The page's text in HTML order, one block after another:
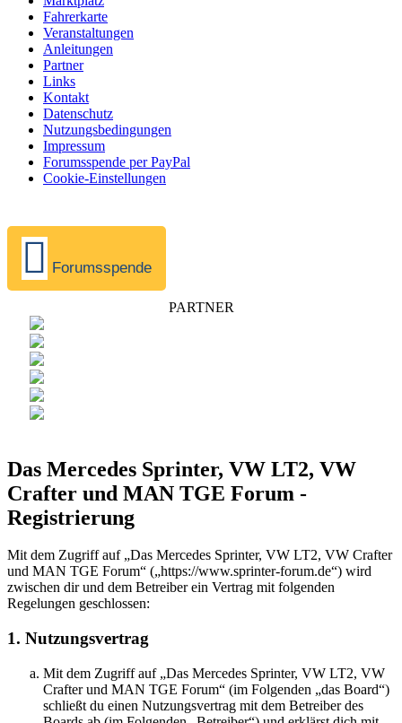
Fahrerkarte
Veranstaltungen
Anleitungen
Partner
Links
Kontakt
Datenschutz
Nutzungsbedingungen
Impressum
Forumsspende per PayPal
Cookie-Einstellungen
Forumsspende
PARTNER
Das Mercedes Sprinter, VW LT2, VW
Crafter und MAN TGE Forum -
Registrierung
Mit dem Zugriff auf „Das Mercedes Sprinter, VW LT2, VW Crafter
und MAN TGE Forum“ („https://www.sprinter-forum.de“) wird
zwischen dir und dem Betreiber ein Vertrag mit folgenden
Regelungen geschlossen:
1. Nutzungsvertrag
Mit dem Zugriff auf „Das Mercedes Sprinter, VW LT2, VW
Crafter und MAN TGE Forum“ (im Folgenden „das Board“)
schließt du einen Nutzungsvertrag mit dem Betreiber des